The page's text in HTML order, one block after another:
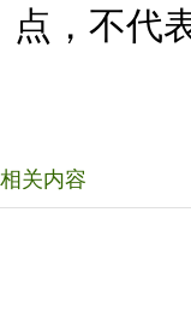
点，不代
相关内容